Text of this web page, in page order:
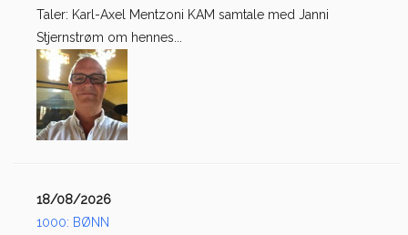
Taler: Karl-Axel Mentzoni KAM samtale med Janni
Stjernstrøm om hennes...
18/08/2026
1000: BØNN